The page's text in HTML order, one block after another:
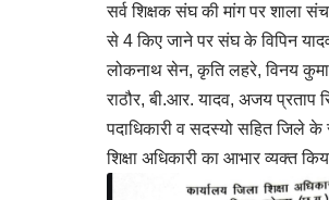
सर्व शिक्षक संघ की मांग पर शाला
से 4 किए जाने पर संघ के विपिन
लोकनाथ सेन, कृति लहरे, विनय
राठौर, बी.आर. यादव, अजय
पदाधिकारी व सदस्यो सहित जिले के
शिक्षा अधिकारी का आभार व्यक्त